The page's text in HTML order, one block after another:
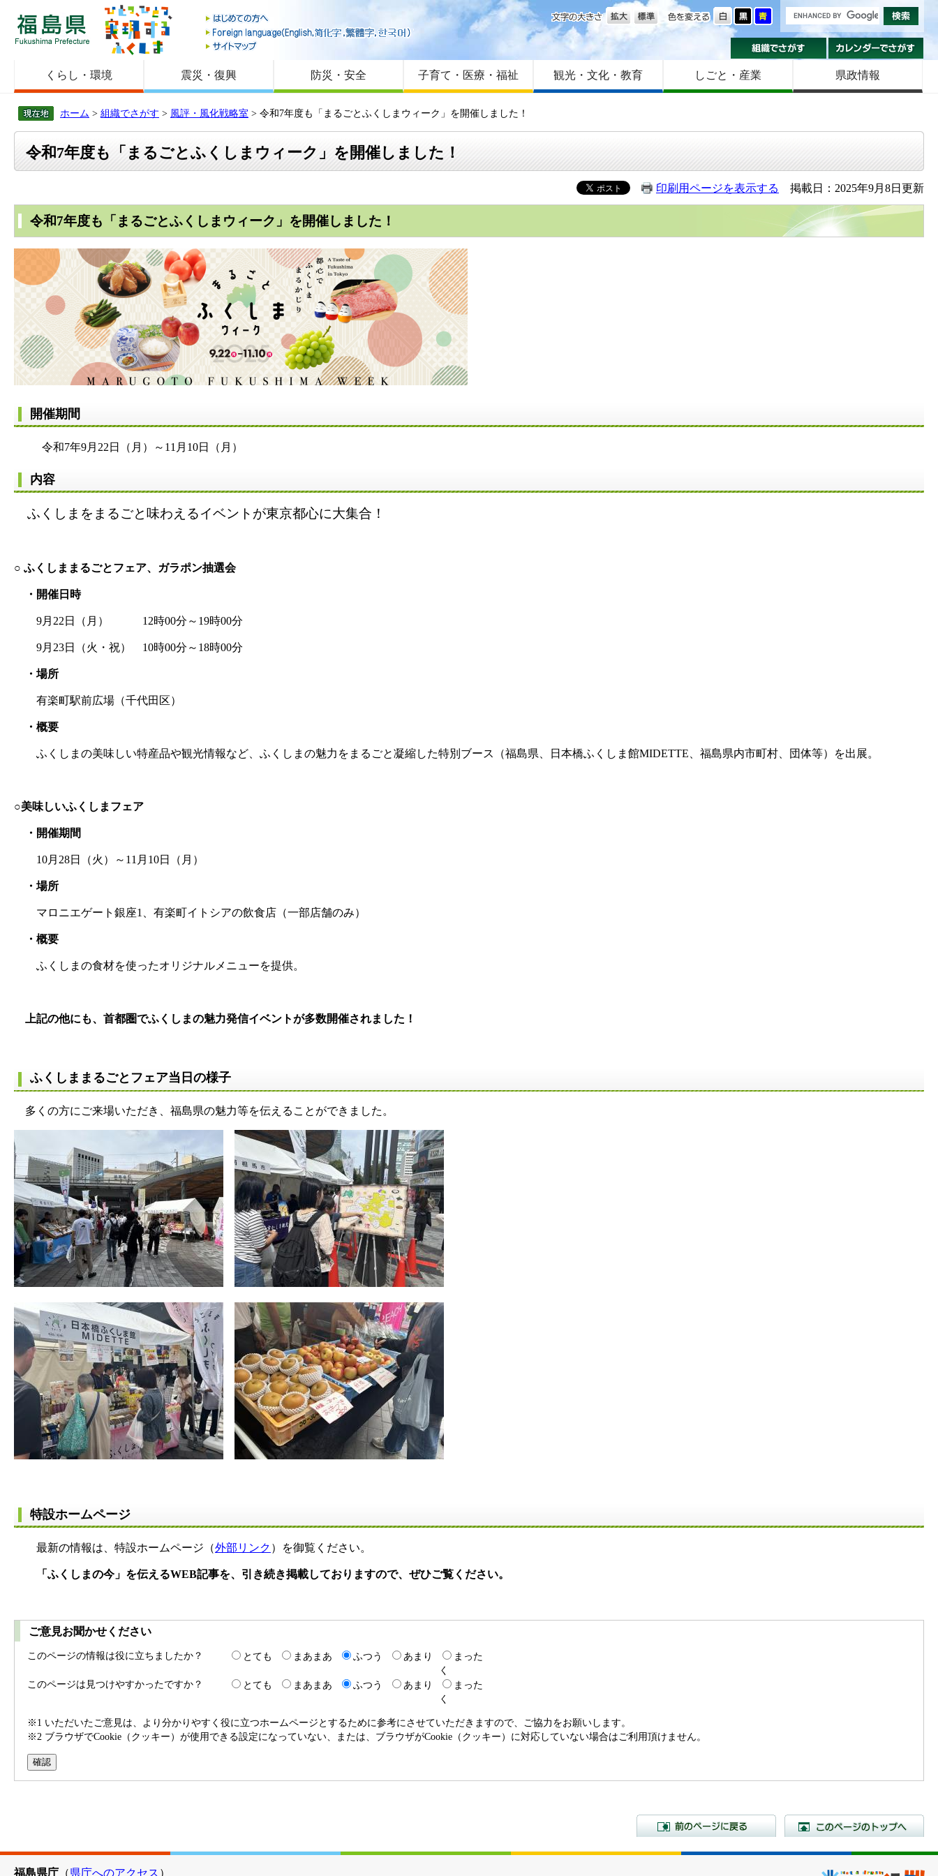
福島県
はじめての方へ
Foreign language
サイトマップ
色を変える
文字の大きさ
組織でさがす
くらし・環境 震災・復興 防災・安全 子育て・医療・福祉 観光・文化・教育 しごと・産業 県政情報
ホーム > 組織でさがす > 風評・風化戦略室 > 令和7年度も「まるごとふくしまウィーク」を開催しました！
令和7年度も「まるごとふくしまウィーク」を開催しました！
印刷用ページを表示する 掲載日：2025年9月8日更新
令和7年度も「まるごとふくしまウィーク」を開催しました！
開催期間
令和7年9月22日（月）～11月10日（月）
内容
​ ふくしまをまるごと味わえるイベントが東京都心に大集合！
○ ふくしままるごとフェア、ガラポン抽選会
・開催日時
9月22日（月） 12時00分～19時00分
9月23日（火・祝） 10時00分～18時00分
・場所
有楽町駅前広場（千代田区）
・概要
ふくしまの美味しい特産品や観光情報など、ふくしまの魅力をまるごと凝縮した特別ブース（福島県、日本橋ふくしま館MIDETTE、福島県内市町村、団体等）を出展。
○美味しいふくしまフェア
・開催期間
10月28日（火）～11月10日（月）
・場所
マロニエゲート銀座1、有楽町イトシアの飲食店（一部店舗のみ）
・概要
ふくしまの食材を使ったオリジナルメニューを提供。
上記の他にも、首都圏でふくしまの魅力発信イベントが多数開催されました！
ふくしままるごとフェア当日の様子
多くの方にご来場いただき、福島県の魅力等を伝えることができました。
特設ホームページ
最新の情報は、特設ホームページ（外部リンク ）を御覧ください。
「ふくしまの今」を伝えるWEB記事を、引き続き掲載しておりますので、ぜひご覧ください。
ご意見お聞かせください
このページの情報は役に立ちましたか？ とても まあまあ ふつう あまり
まった
く
このページは見つけやすかったですか？
とても まあまあ ふつう あまり
まった
く
※1 いただいたご意見は、より分かりやすく役に立つホームページとするために参考にさせていただきますので、ご協力をお願いします。
※2 ブラウザでCookie（クッキー）が使用できる設定になっていない、または、ブラウザがCookie（クッキー）に対応していない場合はご利用頂けません。
前のページに戻る
福島県庁 （県庁へのアクセス ）